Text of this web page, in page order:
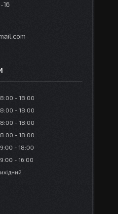
16
18:00
18:00
18:00
18:00
18:00
16:00